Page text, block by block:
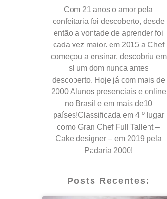
Com 21 anos o amor pela
confeitaria foi descoberto, desde
então a vontade de aprender foi
cada vez maior. em 2015 a Chef
começou a ensinar, descobriu em
si um dom nunca antes
descoberto. Hoje já com mais de
2000 Alunos presenciais e online
no Brasil e em mais de10
países!Classificada em 4 º lugar
como Gran Chef Full Tallent –
Cake designer – em 2019 pela
Padaria 2000!
Posts Recentes: